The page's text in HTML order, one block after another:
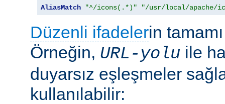
AliasMatch "^/icons(.*)" "/usr/local/apache/
Düzenli ifadelerin
Örneğin, URL-yolu ile
duyarsız eşleşmeler
kullanılabilir: